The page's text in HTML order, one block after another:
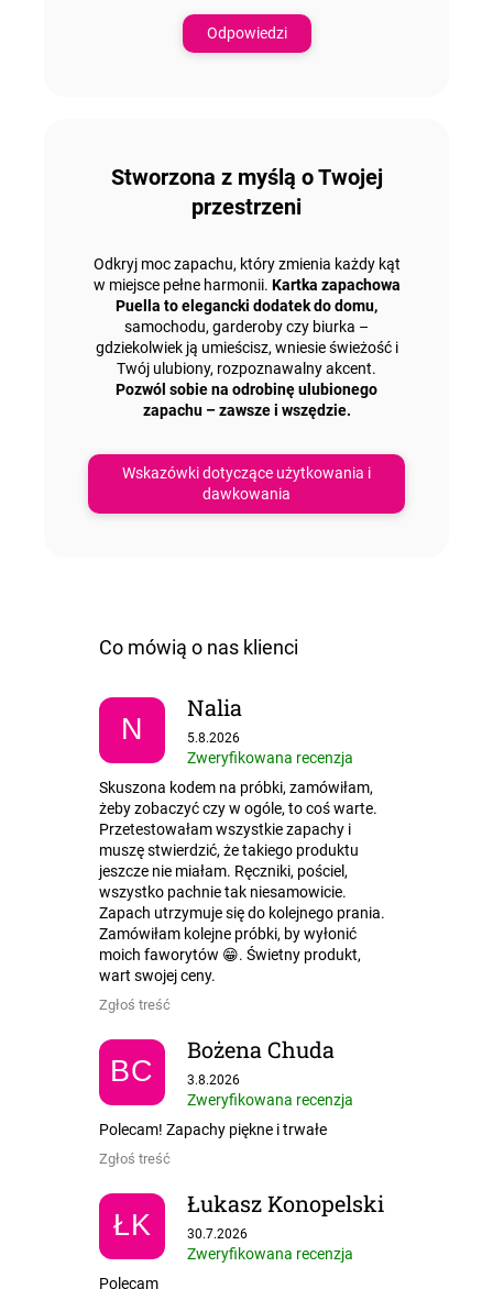
Odpowiedzi
Stworzona z myślą o Twojej
przestrzeni
Odkryj moc zapachu, który zmienia każdy kąt
w miejsce pełne harmonii. Kartka zapachowa
Puella to elegancki dodatek do domu,
samochodu, garderoby czy biurka –
gdziekolwiek ją umieścisz, wniesie świeżość i
Twój ulubiony, rozpoznawalny akcent.
Pozwól sobie na odrobinę ulubionego
zapachu – zawsze i wszędzie.
Wskazówki dotyczące użytkowania i
dawkowania
N
Nalia
Ocena sklepu to 5 na 5 gwiazdek.
5.8.2026
Zweryfikowana recenzja
Skuszona kodem na próbki, zamówiłam,
żeby zobaczyć czy w ogóle, to coś warte.
Przetestowałam wszystkie zapachy i
muszę stwierdzić, że takiego produktu
jeszcze nie miałam. Ręczniki, pościel,
wszystko pachnie tak niesamowicie.
Zapach utrzymuje się do kolejnego prania.
Zamówiłam kolejne próbki, by wyłonić
moich faworytów 😁. Świetny produkt,
wart swojej ceny.
Zgłoś treść
BC
Bożena Chuda
Ocena sklepu to 5 na 5 gwiazdek.
3.8.2026
Zweryfikowana recenzja
Polecam! Zapachy piękne i trwałe
Zgłoś treść
ŁK
Łukasz Konopelski
Ocena sklepu to 5 na 5 gwiazdek.
30.7.2026
Zweryfikowana recenzja
Polecam